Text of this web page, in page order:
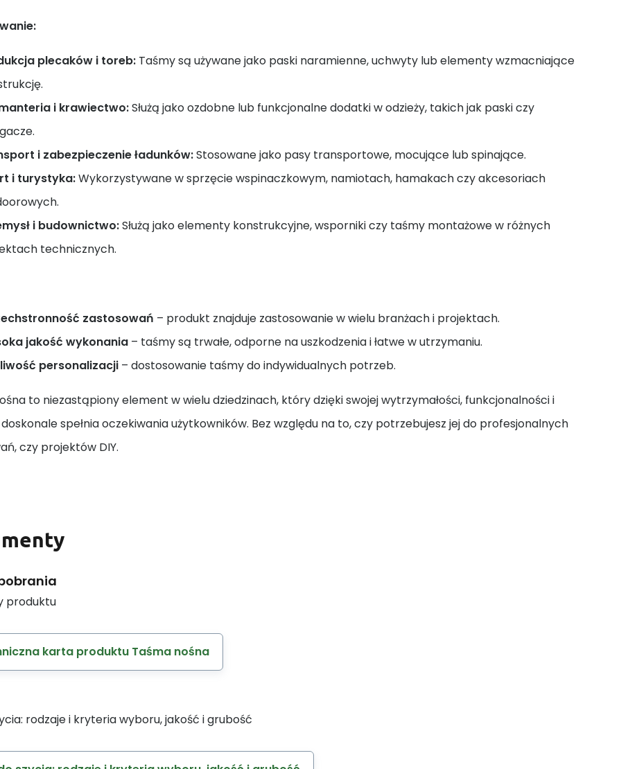
plecaków i toreb: Taśmy są używane jako paski naramienne, uchwyty lub elementy wzmacniające
i krawiectwo:Służą jako ozdobne lub funkcjonalne dodatki w odzieży, takich jak paski czy
i zabezpieczenie ładunków:Stosowane jako pasy transportowe, mocujące lub spinające.
i turystyka:Wykorzystywane w sprzęcie wspinaczkowym, namiotach, hamakach czy akcesoriach
i budownictwo:Służą jako elementy konstrukcyjne, wsporniki czy taśmy montażowe w różnych
technicznych.
zastosowań – produkt znajduje zastosowanie w wielu branżach i projektach.
jakość wykonania – taśmy są trwałe, odporne na uszkodzenia i łatwe w utrzymaniu.
personalizacji – dostosowanie taśmy do indywidualnych potrzeb.
to niezastąpiony element w wielu dziedzinach, który dzięki swojej wytrzymałości, funkcjonalności i
spełnia oczekiwania użytkowników. Bez względu na to, czy potrzebujesz jej do profesjonalnych
czy projektów DIY.
produktu
karta produktu Taśma nośna
rodzaje i kryteria wyboru, jakość i grubość